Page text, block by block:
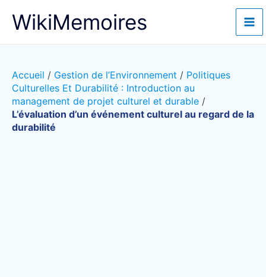
WikiMemoires
Accueil / Gestion de l’Environnement / Politiques
Culturelles Et Durabilité : Introduction au
management de projet culturel et durable /
L’évaluation d’un événement culturel au regard de la
durabilité